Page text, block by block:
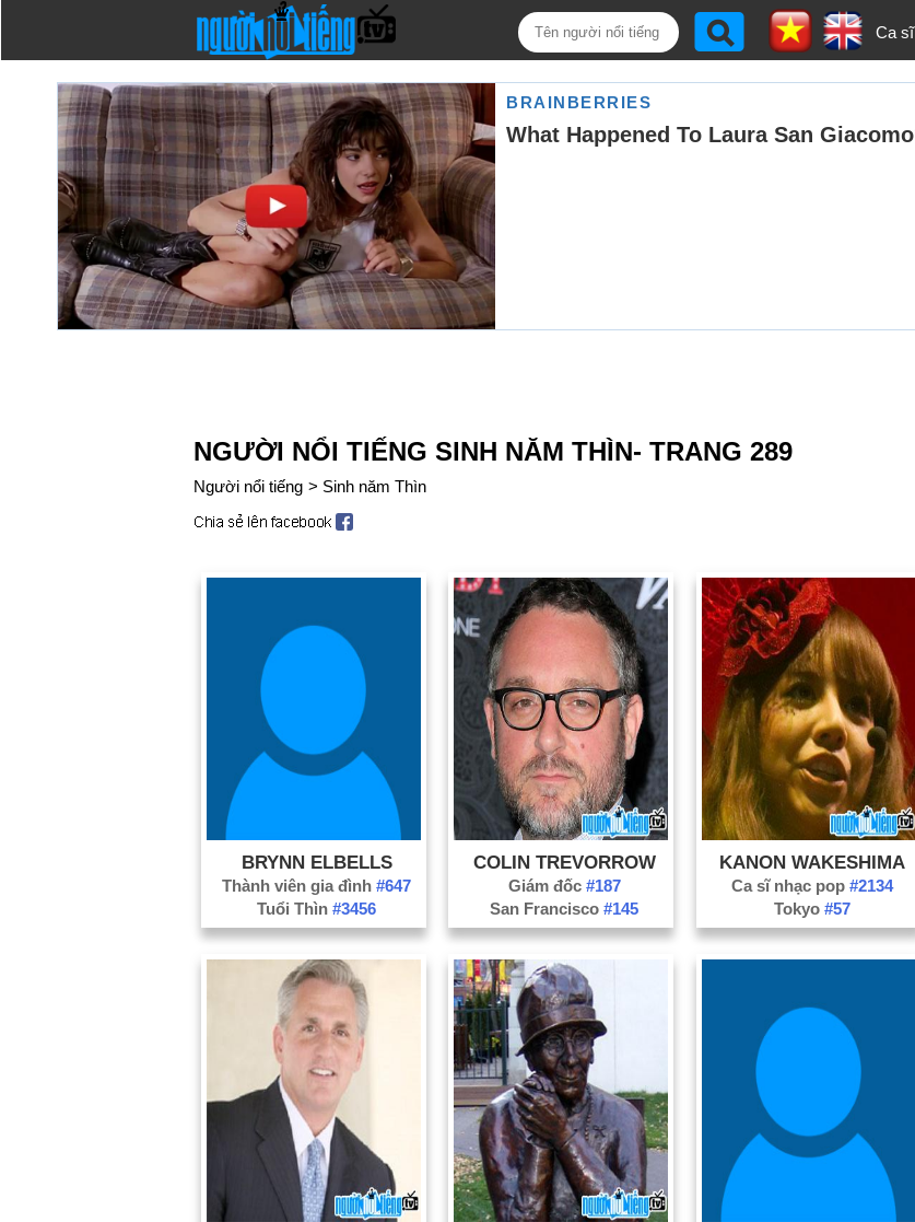
Ca sĩ
NGƯỜI NỔI TIẾNG SINH NĂM THÌN- TRANG 289
Người nổi tiếng > Sinh năm Thìn
BRYNN ELBELLS
Thành viên gia đình#647
Tuổi Thìn#3456
COLIN TREVORROW
Giám đốc #187
San Francisco#145
KANON WAKESHIMA
Ca sĩ nhạc pop #2134
Tokyo #57